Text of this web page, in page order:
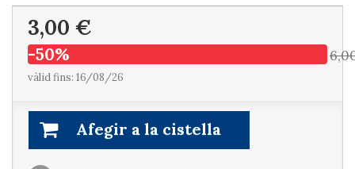
3,00 €
-50%
vàlid fins: 16/08/26
Afegir a la cistella